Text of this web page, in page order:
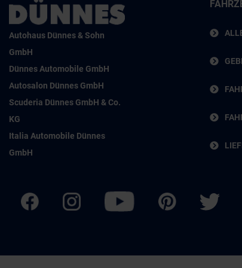
Autohaus Dünnes & Sohn
GmbH
Dünnes Automobile GmbH
Autosalon Dünnes GmbH
Scuderia Dünnes GmbH & Co.
KG
Italia Automobile Dünnes
GmbH